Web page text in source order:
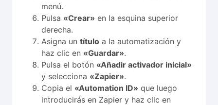
menú.
Pulsa «Crear» en la esquina superior
derecha.
Asigna un título a la automatización y
haz clic en «Guardar».
Pulsa el botón «Añadir activador inicial»
y selecciona «Zapier».
Copia el «Automation ID» que luego
introducirás en Zapier y haz clic en